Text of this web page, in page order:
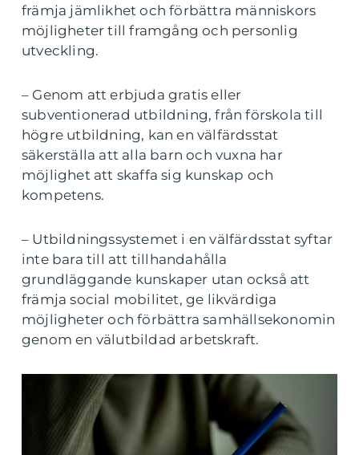
främja jämlikhet och förbättra människors
möjligheter till framgång och personlig
utveckling.
– Genom att erbjuda gratis eller
subventionerad utbildning, från förskola till
högre utbildning, kan en välfärdsstat
säkerställa att alla barn och vuxna har
möjlighet att skaffa sig kunskap och
kompetens.
– Utbildningssystemet i en välfärdsstat syftar
inte bara till att tillhandahålla
grundläggande kunskaper utan också att
främja social mobilitet, ge likvärdiga
möjligheter och förbättra samhällsekonomin
genom en välutbildad arbetskraft.